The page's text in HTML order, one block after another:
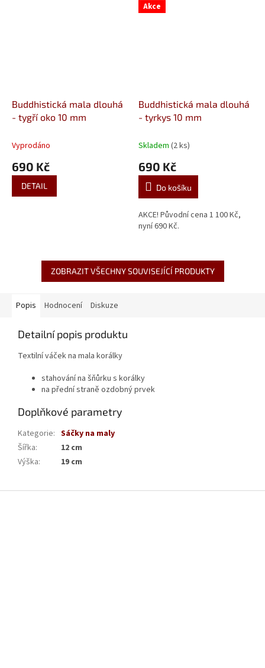
Buddhistická mala dlouhá
- tygří oko 10 mm
Vyprodáno
690 Kč
DETAIL
Akce
Buddhistická mala dlouhá
- tyrkys 10 mm
Skladem (2 ks)
690 Kč
Do košíku
AKCE! Původní cena 1 100 Kč,
nyní 690 Kč.
ZOBRAZIT VŠECHNY SOUVISEJÍCÍ PRODUKTY
Popis Hodnocení Diskuze
Detailní popis produktu
Textilní váček na mala korálky
stahování na šňůrku s korálky
na přední straně ozdobný prvek
Doplňkové parametry
Kategorie: Sáčky na maly
Šířka:
12 cm
Výška: 19 cm